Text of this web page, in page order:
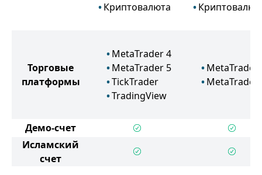
Криптовалюта
Торговые
платформы
MetaTrader 4
MetaTrader 5
TickTrader
TradingView
MetaTrader
MetaTrader
Демо-счет
Исламский
счет